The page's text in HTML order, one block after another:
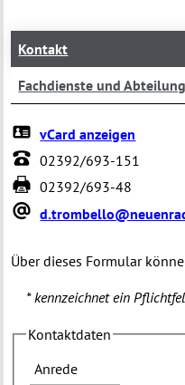
Kontakt
Fachdienste und
vCard anzeigen
02392/693-151
02392/693-48
Über dieses Formular
* kennzeichnet ein
Kontaktdaten
Anrede